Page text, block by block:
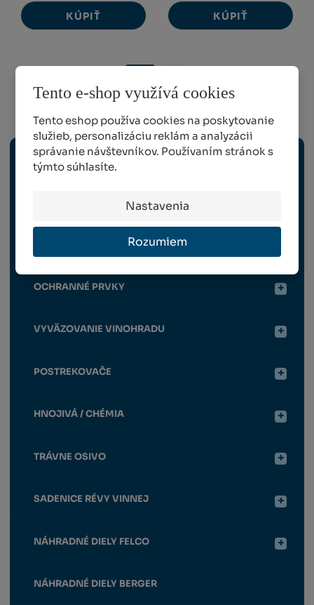
Tento e-shop využívá cookies
Tento eshop používa cookies na poskytovanie
služieb, personalizáciu reklám a analyzácii
správanie návštevníkov. Používaním stránok s
týmto súhlasíte.
Nastavenia
Rozumiem
KÚPIŤ KÚPIŤ
Vinohradníctvo
ELEKTRICKÉ NÁRADIE
OPORNÉ KONŠTRUKCIE
OCHRANNÉ PRVKY
VYVÄZOVANIE VINOHRADU
POSTREKOVAČE
HNOJIVÁ / CHÉMIA
TRÁVNE OSIVO
SADENICE RÉVY VINNEJ
NÁHRADNÉ DIELY FELCO
NÁHRADNÉ DIELY BERGER